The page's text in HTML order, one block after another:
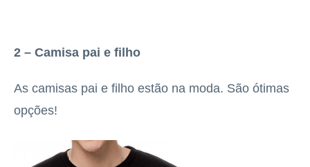
2 – Camisa pai e filho
As camisas pai e filho estão na moda. São ótimas
opções!